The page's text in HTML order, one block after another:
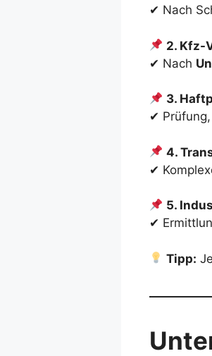
✔ Nach
2. Kfz-
✔ Nach
3.
✔
4.
✔
5.
✔
Tipp: